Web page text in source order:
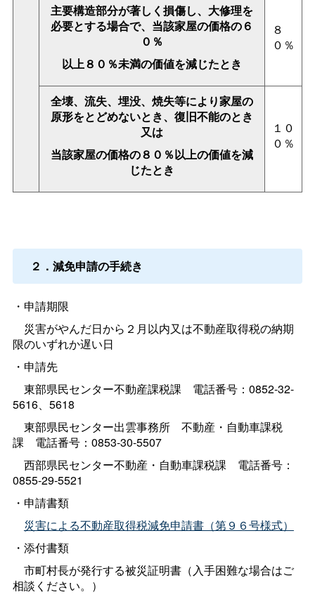
主要構造部分が著しく損傷し、大修理を
必要とする場合で、当該家屋の価格の６
０％
以上８０％未満の価値を減じたとき
８
０％
全壊、流失、埋没、焼失等により家屋の
原形をとどめないとき、復旧不能のとき
又は
当該家屋の価格の８０％以上の価値を減
じたとき
１０
０％
２．減免申請の手続き
・申請期限
災害がやんだ日から２月以内又は不動産取得税の納期
限のいずれか遅い日
・申請先
東部県民センター不動産課税課 電話番号：0852-32-
5616、5618
東部県民センター出雲事務所 不動産・自動車課税
課 電話番号：0853-30-5507
西部県民センター不動産・自動車課税課 電話番号：
0855-29-5521
・申請書類
災害による不動産取得税減免申請書（第９６号様式）
・添付書類
市町村長が発行する被災証明書（入手困難な場合はご
相談ください。）